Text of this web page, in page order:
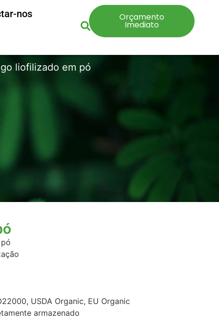
nos Orçamento
Imediato
liofilizado em pó
USDA Organic, EU Organic
armazenado